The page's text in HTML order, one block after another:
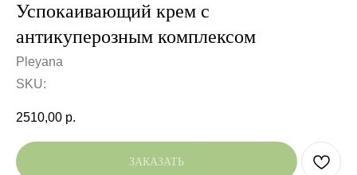
Успокаивающий крем с
антикуперозным комплексом
Pleyana
SKU:
2510,00 р.
ЗАКАЗАТЬ